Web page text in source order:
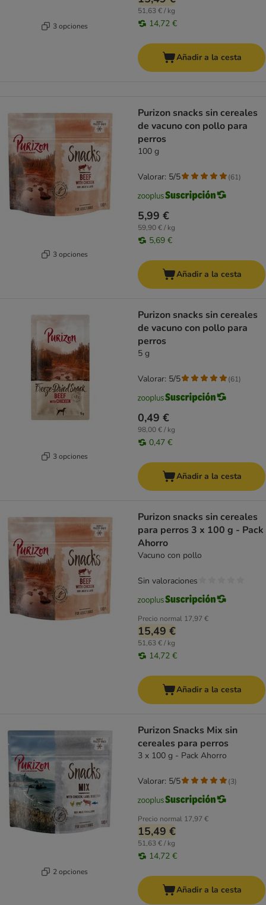
3 opciones
51,63 € / kg
14,72 €
Añadir a la cesta
3 opciones
Purizon snacks sin cereales
de vacuno con pollo para
perros
100 g
5,99 €
59,90 € / kg
5,69 €
Valorar: 5/5 (61)
Añadir a la cesta
3 opciones
Purizon snacks sin cereales
de vacuno con pollo para
perros
5 g
0,49 €
98,00 € / kg
0,47 €
Valorar: 5/5 (61)
Añadir a la cesta
Purizon snacks sin cereales
para perros 3 x 100 g - Pack
Ahorro
Vacuno con pollo
Precio normal 17,97 €
15,49 €
51,63 € / kg
14,72 €
Sin valoraciones
Añadir a la cesta
2 opciones
Purizon Snacks Mix sin
cereales para perros
3 x 100 g - Pack Ahorro
Precio normal 17,97 €
15,49 €
51,63 € / kg
14,72 €
Valorar: 5/5 (3)
Añadir a la cesta